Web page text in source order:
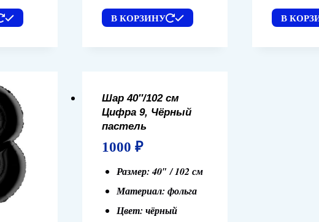
В КОРЗИНУ В
Шар 40″/102 см
Цифра 9, Чёрный
пастель
1000 ₽
Размер: 40″ / 102 см
Материал: фольга
Цвет: чёрный